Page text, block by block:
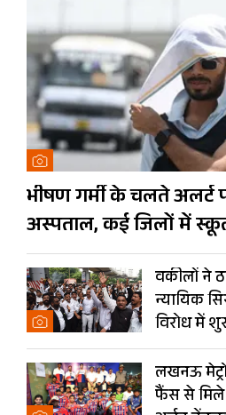
भीषण गर्मी के चलते अलर्ट
अस्पताल, कई जिलों में
दुनिया का तीसरा सबसे
वकीलों ने
न्यायिक
विरोध में
Photos
लखनऊ
फैंस से